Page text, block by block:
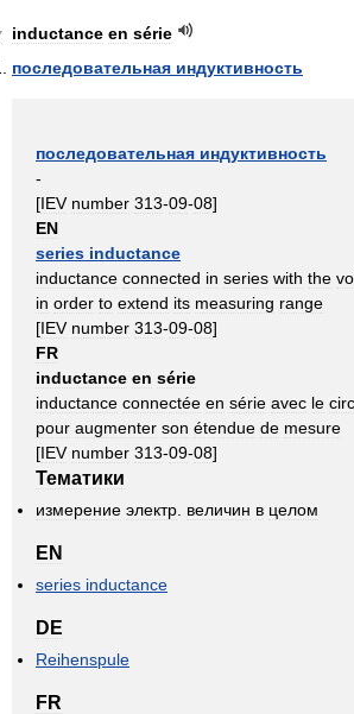
inductance en série
последовательная индуктивность
последовательная индуктивность
-
[IEV number 313-09-08]
EN
series inductance
inductance connected in series with the
in order to extend its measuring range
[IEV number 313-09-08]
FR
inductance en série
inductance connectée en série avec le
pour augmenter son étendue de mesure
[IEV number 313-09-08]
Тематики
измерение электр величин в целом
EN
series inductance
DE
Reihenspule
FR